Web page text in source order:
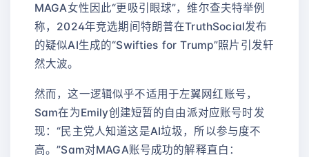
MAGA女性因此“更吸引眼球”，维尔查夫特举例
称，2024年竞选期间特朗普在TruthSocial发布
的疑似AI生成的“Swifties for Trump”照片引发轩
然大波。
然而，这一逻辑似乎不适用于左翼网红账号，
Sam在为Emily创建短暂的自由派对应账号时发
现：“民主党人知道这是AI垃圾，所以参与度不
高。”Sam对MAGA账号成功的解释直白：